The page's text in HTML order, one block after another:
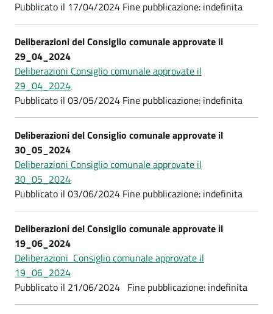
Pubblicato il 17/04/2024 Fine pubblicazione: indefinita
Deliberazioni del Consiglio comunale approvate il
29_04_2024
Deliberazioni Consiglio comunale approvate il
29_04_2024
Pubblicato il 03/05/2024 Fine pubblicazione: indefinita
Deliberazioni del Consiglio comunale approvate il
30_05_2024
Deliberazioni Consiglio comunale approvate il
30_05_2024
Pubblicato il 03/06/2024 Fine pubblicazione: indefinita
Deliberazioni del Consiglio comunale approvate il
19_06_2024
Deliberazioni Consiglio comunale approvate il
19_06_2024
Pubblicato il 21/06/2024 Fine pubblicazione: indefinita